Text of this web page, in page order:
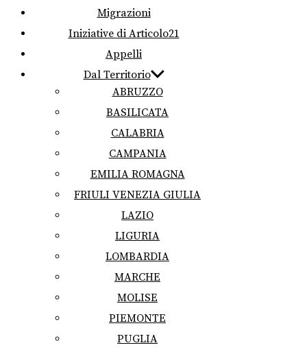
Migrazioni
Iniziative di Articolo21
Appelli
Dal Territorio
ABRUZZO
BASILICATA
CALABRIA
CAMPANIA
EMILIA ROMAGNA
FRIULI VENEZIA GIULIA
LAZIO
LIGURIA
LOMBARDIA
MARCHE
MOLISE
PIEMONTE
PUGLIA